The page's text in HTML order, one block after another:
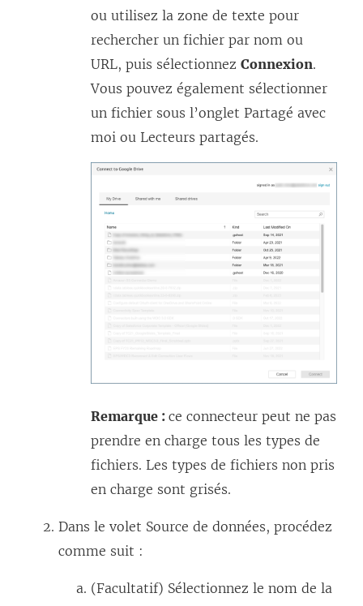
ou utilisez la zone de texte pour
rechercher un fichier par nom ou
URL, puis sélectionnez Connexion.
Vous pouvez également sélectionner
un fichier sous l’onglet Partagé avec
moi ou Lecteurs partagés.
Remarque : ce connecteur peut ne pas
prendre en charge tous les types de
fichiers. Les types de fichiers non pris
en charge sont grisés.
Dans le volet Source de données, procédez
comme suit :
(Facultatif) Sélectionnez le nom de la